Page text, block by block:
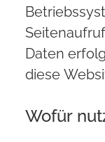
Daten
diese
Wofür